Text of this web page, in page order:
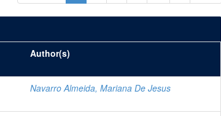
Author(s)
Navarro Almeida, Mariana De Jesus